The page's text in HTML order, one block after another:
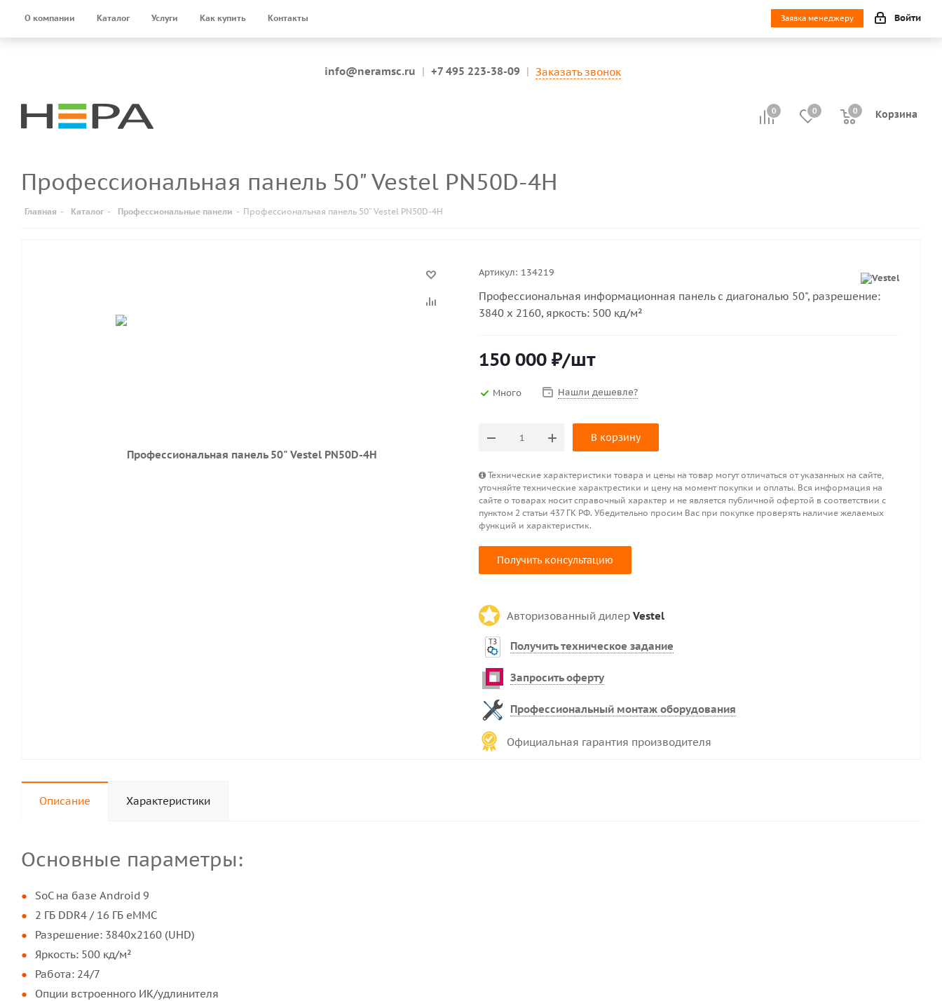
О компании Каталог Услуги Как купить Контакты Заявка менеджеру Войти
info@neramsc.ru | +7 495 223-38-09 | Заказать звонок
0 0 Корзина
0
0
Профессиональная панель 50" Vestel PN50D-4H
Главная - Каталог - Профессиональные панели - Профессиональная панель 50" Vestel PN50D-4H
Артикул: 134219
Профессиональная информационная панель с диагональю 50", разрешение:
3840 x 2160, яркость: 500 кд/м²
150 000 ₽/шт
Много Нашли дешевле?
В корзину
Технические характеристики товара и цены на товар могут отличаться от указанных на сайте,
уточняйте технические характрестики и цену на момент покупки и оплаты. Вся информация на
сайте о товарах носит справочный характер и не является публичной офертой в соответствии с
пунктом 2 статьи 437 ГК РФ. Убедительно просим Вас при покупке проверять наличие желаемых
функций и характеристик.
Получить консультацию
Авторизованный дилер Vestel
Получить техническое задание
Запросить оферту
Профессиональный монтаж оборудования
Официальная гарантия производителя
Описание Характеристики
Основные параметры:
SoC на базе Android 9
2 ГБ DDR4 / 16 ГБ eMMC
Разрешение: 3840x2160 (UHD)
Яркость: 500 кд/м²
Работа: 24/7
Опции встроенного ИК/удлинителя